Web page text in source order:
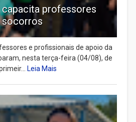
professores
socorros
e profissionais de apoio da
nesta terça-feira (04/08), de
Leia Mais